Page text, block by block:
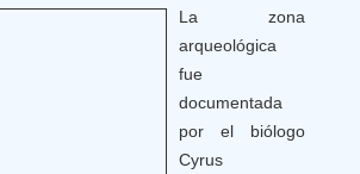
La zona
arqueológica
fue
documentada
por el biólogo
Cyrus